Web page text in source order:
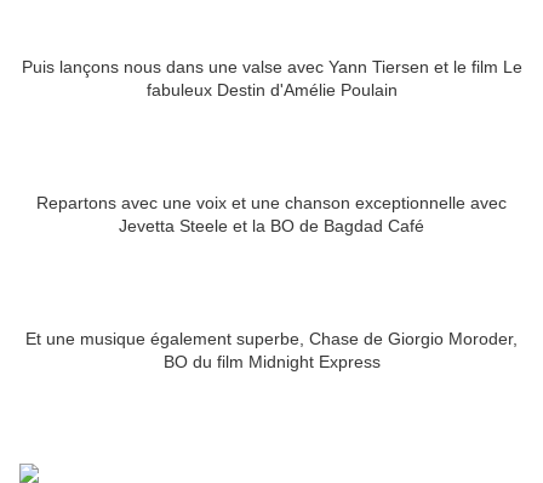
Puis lançons nous dans une valse avec Yann Tiersen et le film Le
fabuleux Destin d'Amélie Poulain
Repartons avec une voix et une chanson exceptionnelle avec
Jevetta Steele et la BO de Bagdad Café
Et une musique également superbe, Chase de Giorgio Moroder,
BO du film Midnight Express